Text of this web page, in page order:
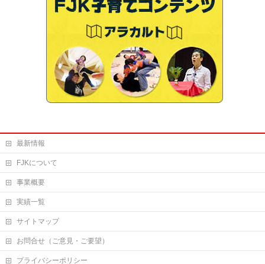
最新情報
FJKについて
事業概要
実績一覧
サイトマップ
お問合せ（ご意見・ご要望）
プライバシーポリシー